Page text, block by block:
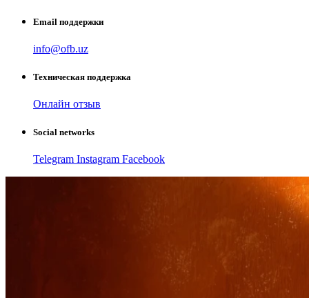
Email поддержки
info@ofb.uz
Техническая поддержка
Онлайн отзыв
Social networks
Telegram Instagram Facebook